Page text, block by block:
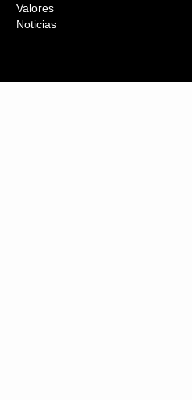
Valores
Noticias